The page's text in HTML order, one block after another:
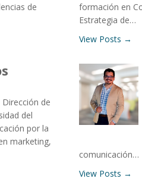
de
formación en
Estrategia de…
View Posts →
de
del
por la
marketing,
comunicación…
View Posts →